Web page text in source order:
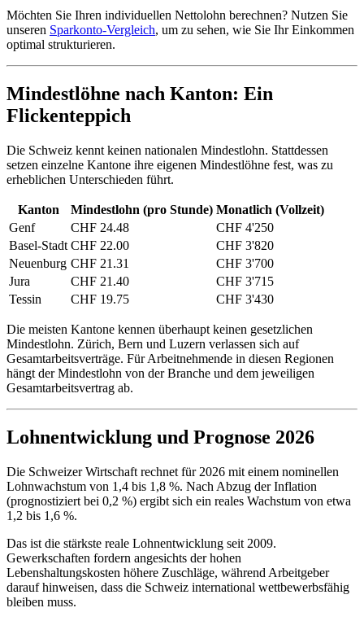
Möchten Sie Ihren individuellen Nettolohn berechnen? Nutzen Sie
unseren Sparkonto-Vergleich, um zu sehen, wie Sie Ihr Einkommen
optimal strukturieren.
Mindestlöhne nach Kanton: Ein
Flickenteppich
Die Schweiz kennt keinen nationalen Mindestlohn. Stattdessen
setzen einzelne Kantone ihre eigenen Mindestlöhne fest, was zu
erheblichen Unterschieden führt.
Kanton Mindestlohn (pro Stunde) Monatlich (Vollzeit)
Genf
CHF 24.48
CHF 4'250
Basel-Stadt CHF 22.00
CHF 3'820
Neuenburg CHF 21.31
CHF 3'700
Jura
CHF 21.40
CHF 3'715
Tessin
CHF 19.75 CHF 3'430
Die meisten Kantone kennen überhaupt keinen gesetzlichen
Mindestlohn. Zürich, Bern und Luzern verlassen sich auf
Gesamtarbeitsverträge. Für Arbeitnehmende in diesen Regionen
hängt der Mindestlohn von der Branche und dem jeweiligen
Gesamtarbeitsvertrag ab.
Lohnentwicklung und Prognose 2026
Die Schweizer Wirtschaft rechnet für 2026 mit einem nominellen
Lohnwachstum von 1,4 bis 1,8 %. Nach Abzug der Inflation
(prognostiziert bei 0,2 %) ergibt sich ein reales Wachstum von etwa
1,2 bis 1,6 %.
Das ist die stärkste reale Lohnentwicklung seit 2009.
Gewerkschaften fordern angesichts der hohen
Lebenshaltungskosten höhere Zuschläge, während Arbeitgeber
darauf hinweisen, dass die Schweiz international wettbewerbsfähig
bleiben muss.